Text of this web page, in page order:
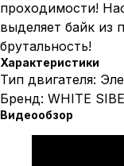
проходимости!
выделяет байк из
брутальность!
Характеристики
Тип двигателя:
Бренд: WHITE
Видеообзор